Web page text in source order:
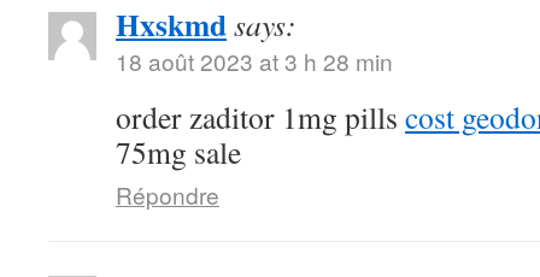
Hxskmdsays:
18 août 2023 at 3 h 28 min
order zaditor 1mg pills cost
75mg sale
Répondre